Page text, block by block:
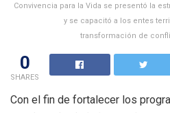
Convivencia para la Vida se presentó la
y se capacitó a los entes
transformación de
0
SHARES
Con el fin de fortalecer los